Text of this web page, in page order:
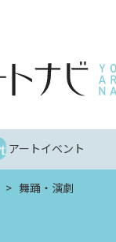
アートイベント
舞踊・演劇